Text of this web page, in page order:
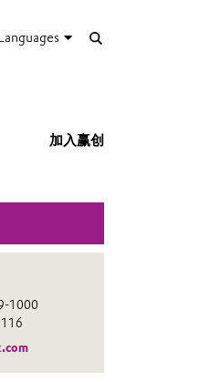
加入赢创
1000